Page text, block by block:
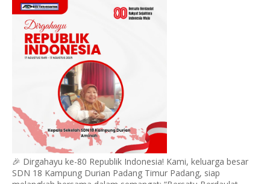
🎉 Dirgahayu ke-80 Republik Indonesia! Kami, keluarga besar
SDN 18 Kampung Durian Padang Timur Padang, siap